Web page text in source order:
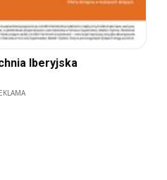
Iberyjska